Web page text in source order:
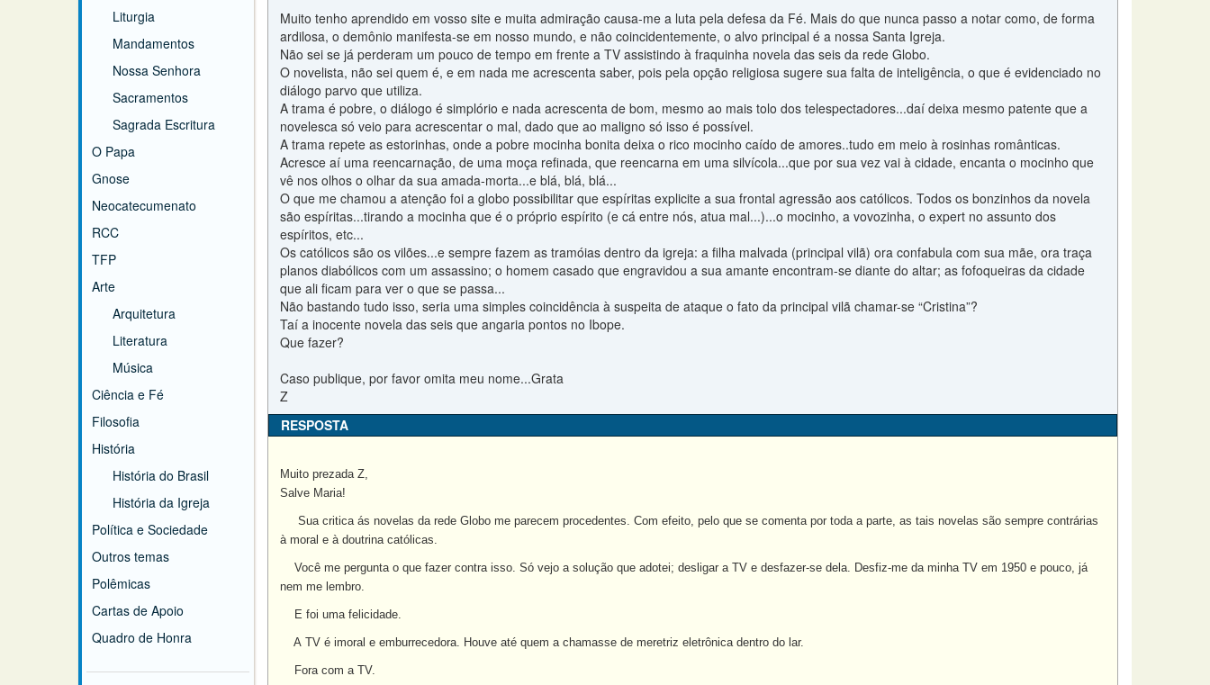
Liturgia
Mandamentos
Nossa Senhora
Sacramentos
Sagrada Escritura
O Papa
Gnose
Neocatecumenato
RCC
TFP
Arte
Arquitetura
Literatura
Música
Ciência e Fé
Filosofia
História
História do Brasil
História da Igreja
Política e Sociedade
Outros temas
Polêmicas
Cartas de Apoio
Quadro de Honra
Muito tenho aprendido em vosso site e muita admiração causa-me a luta pela defesa da Fé. Mais do que nunca passo a notar como, de forma
ardilosa, o demônio manifesta-se em nosso mundo, e não coincidentemente, o alvo principal é a nossa Santa Igreja.
Não sei se já perderam um pouco de tempo em frente a TV assistindo à fraquinha novela das seis da rede Globo.
O novelista, não sei quem é, e em nada me acrescenta saber, pois pela opção religiosa sugere sua falta de inteligência, o que é evidenciado no
diálogo parvo que utiliza.
A trama é pobre, o diálogo é simplório e nada acrescenta de bom, mesmo ao mais tolo dos telespectadores...daí deixa mesmo patente que a
novelesca só veio para acrescentar o mal, dado que ao maligno só isso é possível.
A trama repete as estorinhas, onde a pobre mocinha bonita deixa o rico mocinho caído de amores..tudo em meio à rosinhas românticas.
Acresce aí uma reencarnação, de uma moça refinada, que reencarna em uma silvícola...que por sua vez vai à cidade, encanta o mocinho que
vê nos olhos o olhar da sua amada-morta...e blá, blá, blá...
O que me chamou a atenção foi a globo possibilitar que espíritas explicite a sua frontal agressão aos católicos. Todos os bonzinhos da novela
são espíritas...tirando a mocinha que é o próprio espírito (e cá entre nós, atua mal...)...o mocinho, a vovozinha, o expert no assunto dos
espíritos, etc...
Os católicos são os vilões...e sempre fazem as tramóias dentro da igreja: a filha malvada (principal vilã) ora confabula com sua mãe, ora traça
planos diabólicos com um assassino; o homem casado que engravidou a sua amante encontram-se diante do altar; as fofoqueiras da cidade
que ali ficam para ver o que se passa...
Não bastando tudo isso, seria uma simples coincidência à suspeita de ataque o fato da principal vilã chamar-se “Cristina”?
Taí a inocente novela das seis que angaria pontos no Ibope.
Que fazer?
Caso publique, por favor omita meu nome...Grata
Z
RESPOSTA
Muito prezada Z,
Salve Maria!
Sua critica ás novelas da rede Globo me parecem procedentes. Com efeito, pelo que se comenta por toda a parte, as tais novelas são sempre contrárias
à moral e à doutrina católicas.
Você me pergunta o que fazer contra isso. Só vejo a solução que adotei; desligar a TV e desfazer-se dela. Desfiz-me da minha TV em 1950 e pouco, já
nem me lembro.
E foi uma felicidade.
A TV é imoral e emburrecedora. Houve até quem a chamasse de meretriz eletrônica dentro do lar.
Fora com a TV.